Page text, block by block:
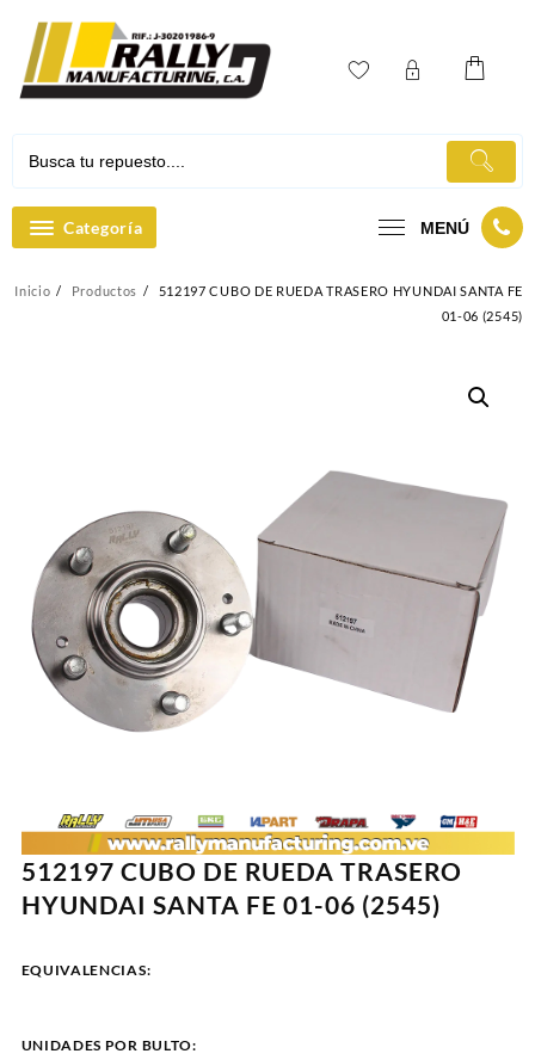
contenido
Categoría MENÚ
Inicio Productos
512197 CUBO DE RUEDA TRASERO HYUNDAI SANTA FE
01-06 (2545)
512197 CUBO DE RUEDA TRASERO
HYUNDAI SANTA FE 01-06 (2545)
EQUIVALENCIAS:
UNIDADES POR BULTO: